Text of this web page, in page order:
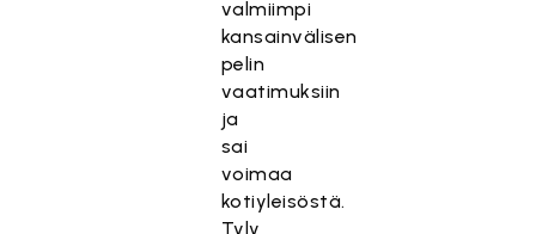
valmiimpi
kansainvälisen
pelin
vaatimuksiin
ja
sai
voimaa
kotiyleisöstä.
Tyly